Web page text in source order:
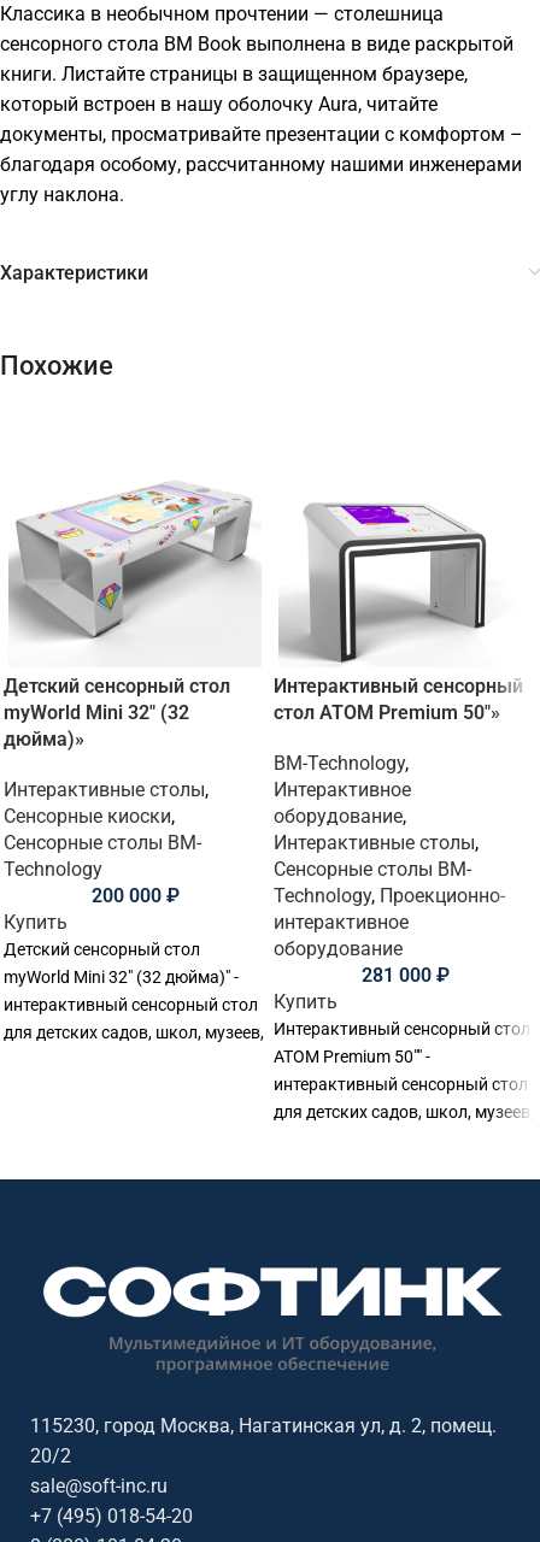
Классика в необычном прочтении — столешница
сенсорного стола BM Book выполнена в виде раскрытой
книги. Листайте страницы в защищенном браузере,
который встроен в нашу оболочку Aura, читайте
документы, просматривайте презентации с комфортом –
благодаря особому, рассчитанному нашими инженерами
углу наклона.
Характеристики
Похожие
Детский сенсорный стол
myWorld Mini 32″ (32
дюйма)»
Интерактивные столы,
Сенсорные киоски,
Сенсорные столы BM-
Technology
200 000 ₽
Купить
Детский сенсорный стол
myWorld Mini 32" (32 дюйма)" -
интерактивный сенсорный стол
для детских садов, школ, музеев,
Интерактивный сенсорный
стол ATOM Premium 50″»
BM-Technology,
Интерактивное
оборудование,
Интерактивные столы,
Сенсорные столы BM-
Technology, Проекционно-
интерактивное
оборудование
281 000 ₽
Купить
Интерактивный сенсорный стол
ATOM Premium 50"" -
интерактивный сенсорный стол
для детских садов, школ, музеев,
115230, город Москва, Нагатинская ул, д. 2, помещ.
20/2
sale@soft-inc.ru
+7 (495) 018-54-20